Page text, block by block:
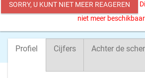
SORRY, U KUNT NIET MEER REAGEREN
niet meer beschikbaar
Profiel Cijfers Achter de